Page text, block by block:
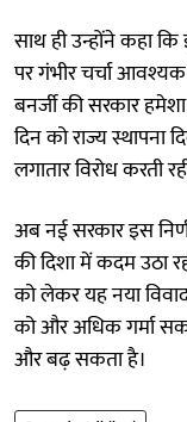
साथ ही उन्होंने कहा
पर गंभीर चर्चा
बनर्जी की सरकार
दिन को राज्य स्थापना
लगातार विरोध करती
अब नई सरकार इस
की दिशा में कदम उठा
को लेकर यह नया
को और अधिक गर्मा
और बढ़ सकता है।